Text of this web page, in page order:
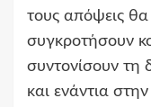
τους απόψεις
συγκροτήσουν
συντονίσουν τη
και ενάντια